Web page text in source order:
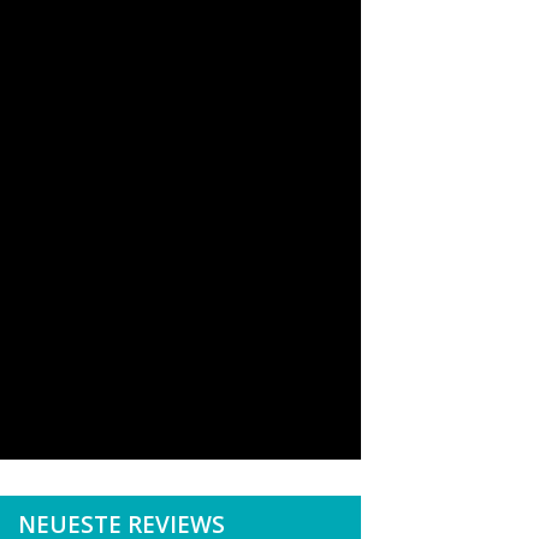
NEUESTE REVIEWS